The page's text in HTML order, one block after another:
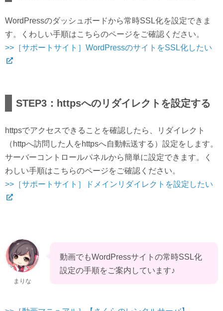
WordPressのダッシュボードから常時SSL化を設定できま
す。くわしい手順はこちらのページをご確認ください。
>>［サポートサイト］WordPressのサイトをSSL化したい
STEP3：httpsへのリダイレクトを設定する
httpsでアクセスできることを確認したら、リダイレクト
（httpへ訪問した人をhttpsへ自動転送する）設定をします。
サーバーコントロールパネルから簡単に設定できます。く
わしい手順はこちらのページをご確認ください。
>>［サポートサイト］ドメインリダイレクトを設定したい
まりな
動画でもWordPressサイトの常時SSL化
設定の手順をご案内しています♪